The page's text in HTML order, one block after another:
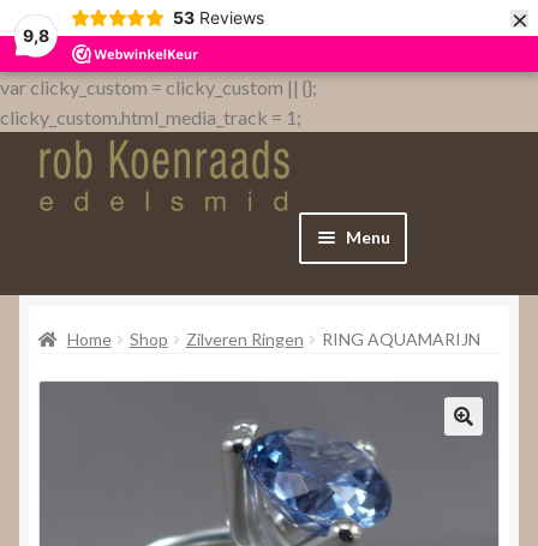
9,8
53 Reviews ×
var clicky_custom = clicky_custom || {};
clicky_custom.html_media_track = 1;
Menu
Home
Home Shop Zilveren Ringen RING AQUAMARIJN